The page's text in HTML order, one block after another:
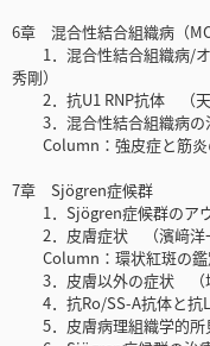
6章 混合性結合組織病（
1．混合性結合組織病/オ
秀剛）
2．抗U1 RNP抗体 （天
3．混合性結合組織病の
Column：強皮症と筋炎
7章 Sjögren症候群
1．Sjögren症候群のア
2．皮膚症状 （濱﨑洋
Column：環状紅斑の鑑
3．皮膚以外の症状 （
4．抗Ro/SS-A抗体と抗
5．皮膚病理組織学的所